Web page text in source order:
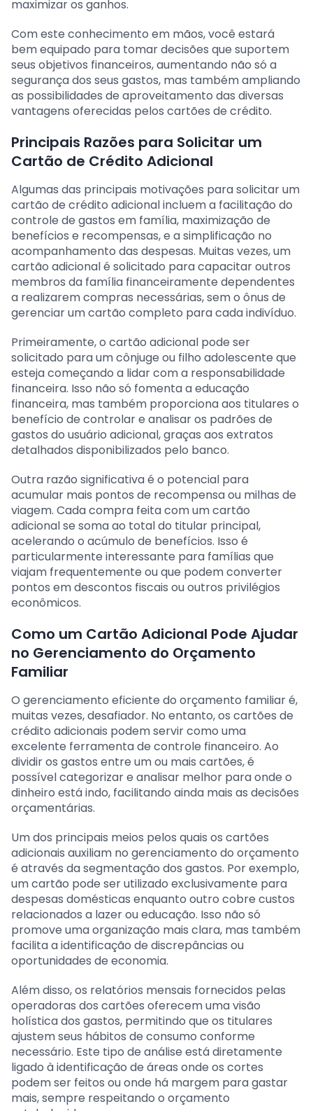
maximizar os ganhos.
Com este conhecimento em mãos, você estará
bem equipado para tomar decisões que suportem
seus objetivos financeiros, aumentando não só a
segurança dos seus gastos, mas também ampliando
as possibilidades de aproveitamento das diversas
vantagens oferecidas pelos cartões de crédito.
Principais Razões para Solicitar um
Cartão de Crédito Adicional
Algumas das principais motivações para solicitar um
cartão de crédito adicional incluem a facilitação do
controle de gastos em família, maximização de
benefícios e recompensas, e a simplificação no
acompanhamento das despesas. Muitas vezes, um
cartão adicional é solicitado para capacitar outros
membros da família financeiramente dependentes
a realizarem compras necessárias, sem o ônus de
gerenciar um cartão completo para cada indivíduo.
Primeiramente, o cartão adicional pode ser
solicitado para um cônjuge ou filho adolescente que
esteja começando a lidar com a responsabilidade
financeira. Isso não só fomenta a educação
financeira, mas também proporciona aos titulares o
benefício de controlar e analisar os padrões de
gastos do usuário adicional, graças aos extratos
detalhados disponibilizados pelo banco.
Outra razão significativa é o potencial para
acumular mais pontos de recompensa ou milhas de
viagem. Cada compra feita com um cartão
adicional se soma ao total do titular principal,
acelerando o acúmulo de benefícios. Isso é
particularmente interessante para famílias que
viajam frequentemente ou que podem converter
pontos em descontos fiscais ou outros privilégios
econômicos.
Como um Cartão Adicional Pode Ajudar
no Gerenciamento do Orçamento
Familiar
O gerenciamento eficiente do orçamento familiar é,
muitas vezes, desafiador. No entanto, os cartões de
crédito adicionais podem servir como uma
excelente ferramenta de controle financeiro. Ao
dividir os gastos entre um ou mais cartões, é
possível categorizar e analisar melhor para onde o
dinheiro está indo, facilitando ainda mais as decisões
orçamentárias.
Um dos principais meios pelos quais os cartões
adicionais auxiliam no gerenciamento do orçamento
é através da segmentação dos gastos. Por exemplo,
um cartão pode ser utilizado exclusivamente para
despesas domésticas enquanto outro cobre custos
relacionados a lazer ou educação. Isso não só
promove uma organização mais clara, mas também
facilita a identificação de discrepâncias ou
oportunidades de economia.
Além disso, os relatórios mensais fornecidos pelas
operadoras dos cartões oferecem uma visão
holística dos gastos, permitindo que os titulares
ajustem seus hábitos de consumo conforme
necessário. Este tipo de análise está diretamente
ligado à identificação de áreas onde os cortes
podem ser feitos ou onde há margem para gastar
mais, sempre respeitando o orçamento